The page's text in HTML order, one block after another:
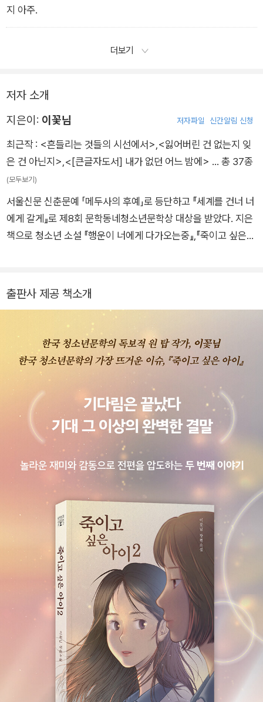
지 아주.
더보기
저자 소개
지은이: 이꽃님 저자파일 신간알림 신청
최근작 : <흔들리는 것들의 시선에서> <잃어버린 건 없는지 잊
은 건 아닌지> <[큰글자도서] 내가 없던 어느 밤에> … 총 37종
(모두보기)
서울신문 신춘문예 「메두사의 후예」로 등단하고 『세계를 건너 너
에게 갈게』로 제8회 문학동네청소년문학상 대상을 받았다. 지은
책으로 청소년 소설 『행운이 너에게 다가오는중』,『죽이고 싶은
잊은 건 아닌지』등이 있다.
출판사 제공 책소개